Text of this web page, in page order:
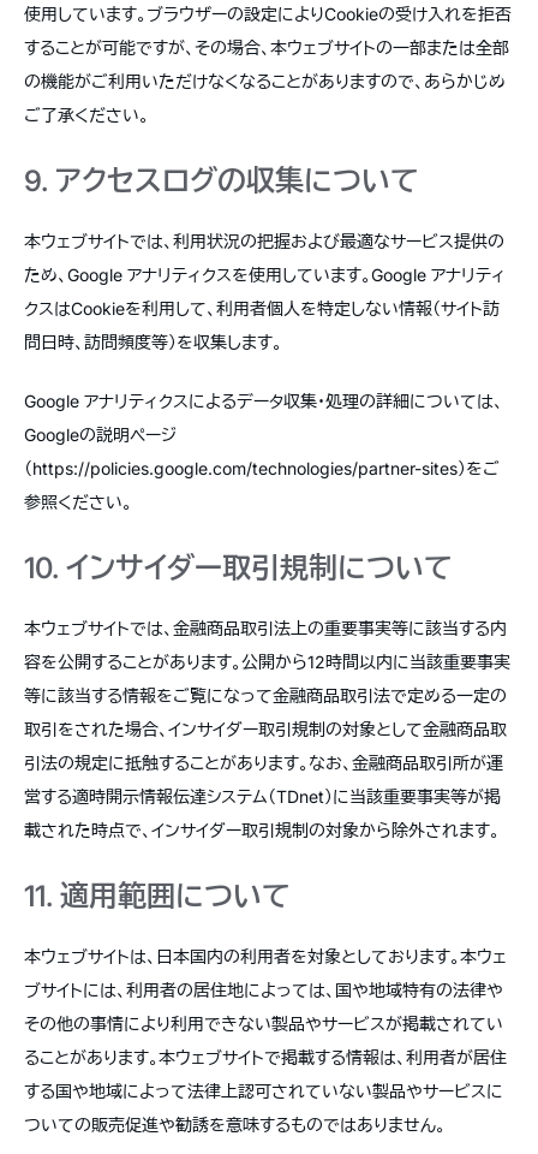
使用しています。ブラウザーの設定によりCookieの受け入れを拒否
することが可能ですが、その場合、本ウェブサイトの一部または全部
の機能がご利用いただけなくなることがありますので、あらかじめ
ご了承ください。
9. アクセスログの収集について
本ウェブサイトでは、利用状況の把握および最適なサービス提供の
ため、Google アナリティクスを使用しています。Google アナリティ
クスはCookieを利用して、利用者個人を特定しない情報（サイト訪
問日時、訪問頻度等）を収集します。
Google アナリティクスによるデータ収集・処理の詳細については、
Googleの説明ページ
（https://policies.google.com/technologies/partner-sites）をご
参照ください。
10. インサイダー取引規制について
本ウェブサイトでは、金融商品取引法上の重要事実等に該当する内
容を公開することがあります。公開から12時間以内に当該重要事実
等に該当する情報をご覧になって金融商品取引法で定める一定の
取引をされた場合、インサイダー取引規制の対象として金融商品取
引法の規定に抵触することがあります。なお、金融商品取引所が運
営する適時開示情報伝達システム（TDnet）に当該重要事実等が掲
載された時点で、インサイダー取引規制の対象から除外されます。
11. 適用範囲について
本ウェブサイトは、日本国内の利用者を対象としております。本ウェ
ブサイトには、利用者の居住地によっては、国や地域特有の法律や
その他の事情により利用できない製品やサービスが掲載されてい
ることがあります。本ウェブサイトで掲載する情報は、利用者が居住
する国や地域によって法律上認可されていない製品やサービスに
ついての販売促進や勧誘を意味するものではありません。